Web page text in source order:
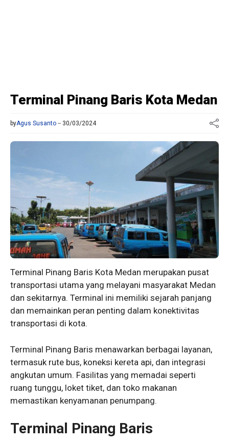
Terminal Pinang Baris Kota Medan
byAgus Susanto 30/03/2024
Terminal Pinang Baris Kota Medan merupakan pusat
transportasi utama yang melayani masyarakat Medan
dan sekitarnya. Terminal ini memiliki sejarah panjang
dan memainkan peran penting dalam konektivitas
transportasi di kota.
Terminal Pinang Baris menawarkan berbagai layanan,
termasuk rute bus, koneksi kereta api, dan integrasi
angkutan umum. Fasilitas yang memadai seperti
ruang tunggu, loket tiket, dan toko makanan
memastikan kenyamanan penumpang.
Terminal Pinang Baris